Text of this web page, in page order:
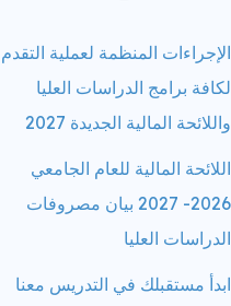
الإجراءات المنظمة لعملية التقدم
لكافة برامج الدراسات العليا
واللائحة المالية الجديدة 2027
اللائحة المالية للعام الجامعي
2026- 2027 بيان مصروفات
الدراسات العليا
ابدأ مستقبلك في التدريس معنا